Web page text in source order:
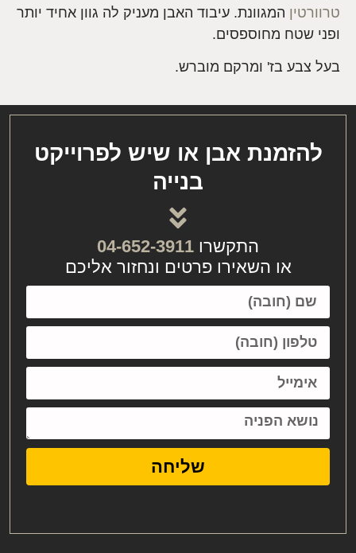
טרוורטין המגוונת. עיבוד האבן מעניק לה גוון אחיד יותר
ופני שטח מחוספסים.
בעל צבע בז' ומרקם מוברש.
להזמנת אבן או שיש לפרוייקט
בנייה
התקשרו 04-652-3911
או השאירו פרטים ונחזור אליכם
שליחה